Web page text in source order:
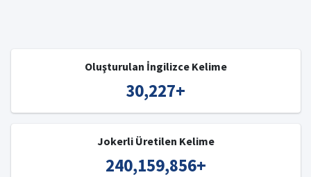
Oluşturulan İngilizce Kelime
30,227+
Jokerli Üretilen Kelime
240,159,856+